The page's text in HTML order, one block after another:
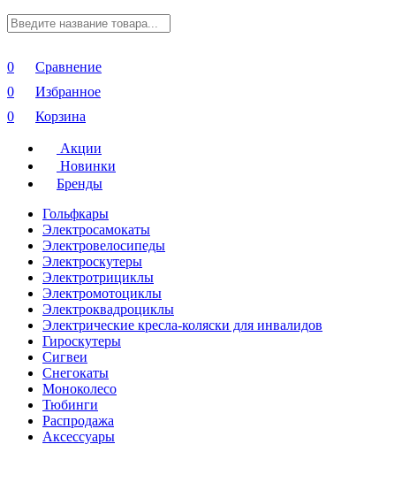
0
Сравнение
0
Избранное
0
Корзина
Акции
Новинки
Бренды
Гольфкары
Электросамокаты
Электровелосипеды
Электроскутеры
Электротрициклы
Электромотоциклы
Электроквадроциклы
Электрические кресла-коляски для инвалидов
Гироскутеры
Сигвеи
Снегокаты
Моноколесо
Тюбинги
Распродажа
Аксессуары